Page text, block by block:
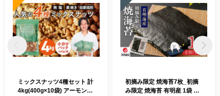
ミックスナッツ4種セット 計
4kg(400g×10袋) アーモン
初摘み限定 焼海苔7枚_初摘
み限定 焼海苔 有明産 1袋 7